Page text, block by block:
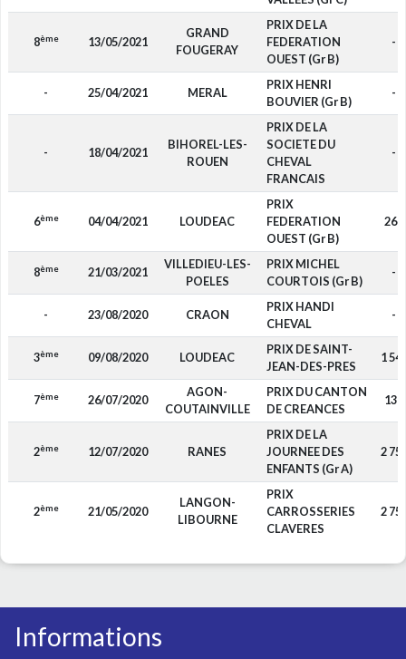
8ème 13/05/2021
GRAND
FOUGERAY
PRIX DE LA
FEDERATION
OUEST (Gr B)
-
- 25/04/2021 MERAL
PRIX HENRI
BOUVIER (Gr B)
-
- 18/04/2021
BIHOREL-LES-
ROUEN
PRIX DE LA
SOCIETE DU
CHEVAL
FRANCAIS
-
6ème 04/04/2021 LOUDEAC
PRIX
FEDERATION
OUEST (Gr B)
260
8ème 21/03/2021
VILLEDIEU-LES-
POELES
PRIX MICHEL
COURTOIS (Gr B)
-
- 23/08/2020 CRAON
PRIX HANDI
CHEVAL
-
3ème 09/08/2020 LOUDEAC
PRIX DE SAINT-
JEAN-DES-PRES
1
7ème 26/07/2020
AGON-
COUTAINVILLE
PRIX DU CANTON
DE CREANCES
130
2ème 12/07/2020 RANES
PRIX DE LA
JOURNEE DES
ENFANTS (Gr A)
2
2ème 21/05/2020
LANGON-
LIBOURNE
PRIX
CARROSSERIES
CLAVERES
2
Informations